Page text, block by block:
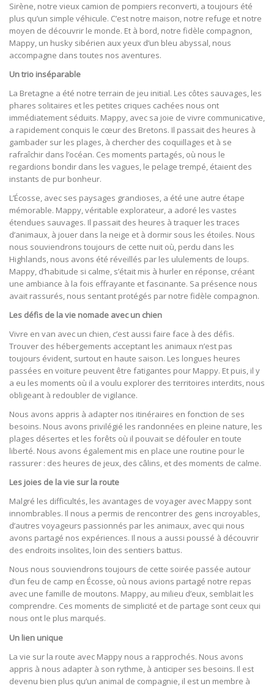
Sirène, notre vieux camion de pompiers reconverti, a toujours été
plus qu’un simple véhicule. C’est notre maison, notre refuge et notre
moyen de découvrir le monde. Et à bord, notre fidèle compagnon,
Mappy, un husky sibérien aux yeux d’un bleu abyssal, nous
accompagne dans toutes nos aventures.
Un trio inséparable
La Bretagne a été notre terrain de jeu initial. Les côtes sauvages, les
phares solitaires et les petites criques cachées nous ont
immédiatement séduits. Mappy, avec sa joie de vivre communicative,
a rapidement conquis le cœur des Bretons. Il passait des heures à
gambader sur les plages, à chercher des coquillages et à se
rafraîchir dans l’océan. Ces moments partagés, où nous le
regardions bondir dans les vagues, le pelage trempé, étaient des
instants de pur bonheur.
L’Écosse, avec ses paysages grandioses, a été une autre étape
mémorable. Mappy, véritable explorateur, a adoré les vastes
étendues sauvages. Il passait des heures à traquer les traces
d’animaux, à jouer dans la neige et à dormir sous les étoiles. Nous
nous souviendrons toujours de cette nuit où, perdu dans les
Highlands, nous avons été réveillés par les ululements de loups.
Mappy, d’habitude si calme, s’était mis à hurler en réponse, créant
une ambiance à la fois effrayante et fascinante. Sa présence nous
avait rassurés, nous sentant protégés par notre fidèle compagnon.
Les défis de la vie nomade avec un chien
Vivre en van avec un chien, c’est aussi faire face à des défis.
Trouver des hébergements acceptant les animaux n’est pas
toujours évident, surtout en haute saison. Les longues heures
passées en voiture peuvent être fatigantes pour Mappy. Et puis, il y
a eu les moments où il a voulu explorer des territoires interdits, nous
obligeant à redoubler de vigilance.
Nous avons appris à adapter nos itinéraires en fonction de ses
besoins. Nous avons privilégié les randonnées en pleine nature, les
plages désertes et les forêts où il pouvait se défouler en toute
liberté. Nous avons également mis en place une routine pour le
rassurer : des heures de jeux, des câlins, et des moments de calme.
Les joies de la vie sur la route
Malgré les difficultés, les avantages de voyager avec Mappy sont
innombrables. Il nous a permis de rencontrer des gens incroyables,
d’autres voyageurs passionnés par les animaux, avec qui nous
avons partagé nos expériences. Il nous a aussi poussé à découvrir
des endroits insolites, loin des sentiers battus.
Nous nous souviendrons toujours de cette soirée passée autour
d’un feu de camp en Écosse, où nous avions partagé notre repas
avec une famille de moutons. Mappy, au milieu d’eux, semblait les
comprendre. Ces moments de simplicité et de partage sont ceux qui
nous ont le plus marqués.
Un lien unique
La vie sur la route avec Mappy nous a rapprochés. Nous avons
appris à nous adapter à son rythme, à anticiper ses besoins. Il est
devenu bien plus qu’un animal de compagnie, il est un membre à